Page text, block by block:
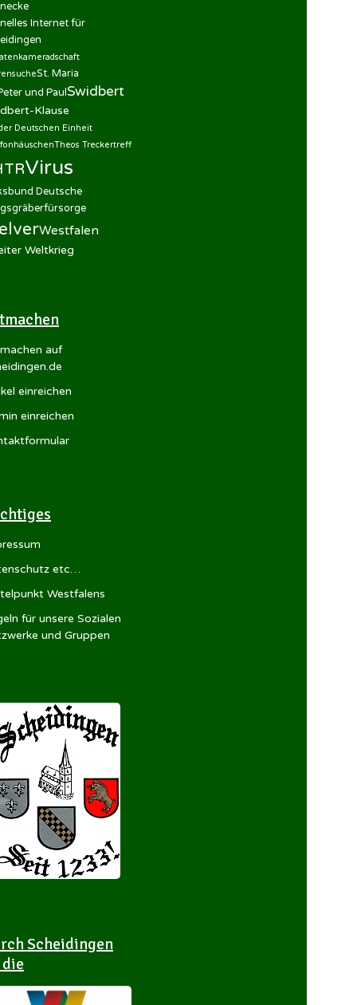
Internet für
St. Maria
und PaulSwidbert
Klause
Deutschen Einheit
Theos Treckertreff
Virus
Deutsche
Westfalen
Weltkrieg
auf
einreichen
einreichen
etc…
Westfalens
für unsere Sozialen
und Gruppen
Scheidingen